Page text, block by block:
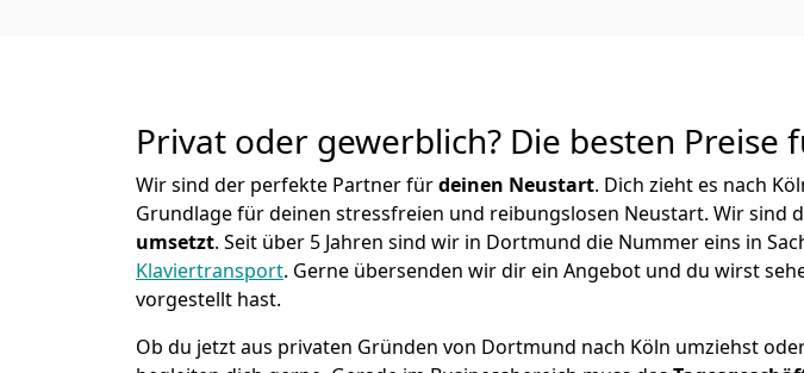
Privat oder gewerblich? Die besten Preise
Wir sind der perfekte Partner fürdeinen Neustart. Dich zieht es nach
Grundlage für deinen stressfreien und reibungslosen Neustart. Wir sind
umsetzt. Seit über 5 Jahren sind wir in Dortmund die Nummer eins in
Klaviertransport. Gerne übersenden wir dir ein Angebot und du wirst
vorgestellt hast.
Ob du jetzt aus privaten Gründen von Dortmund nach Köln umziehst